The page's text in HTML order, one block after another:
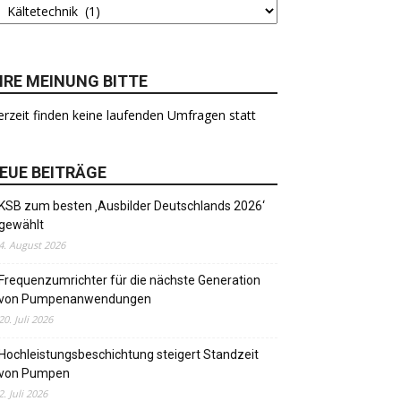
MEINUNG BITTE
finden keine laufenden Umfragen statt
BEITRÄGE
KSB zum besten ‚Ausbilder Deutschlands 2026‘
4. August 2026
Frequenzumrichter für die nächste Generation
Pumpenanwendungen
20. Juli 2026
Hochleistungsbeschichtung steigert Standzeit
Pumpen
2. Juli 2026